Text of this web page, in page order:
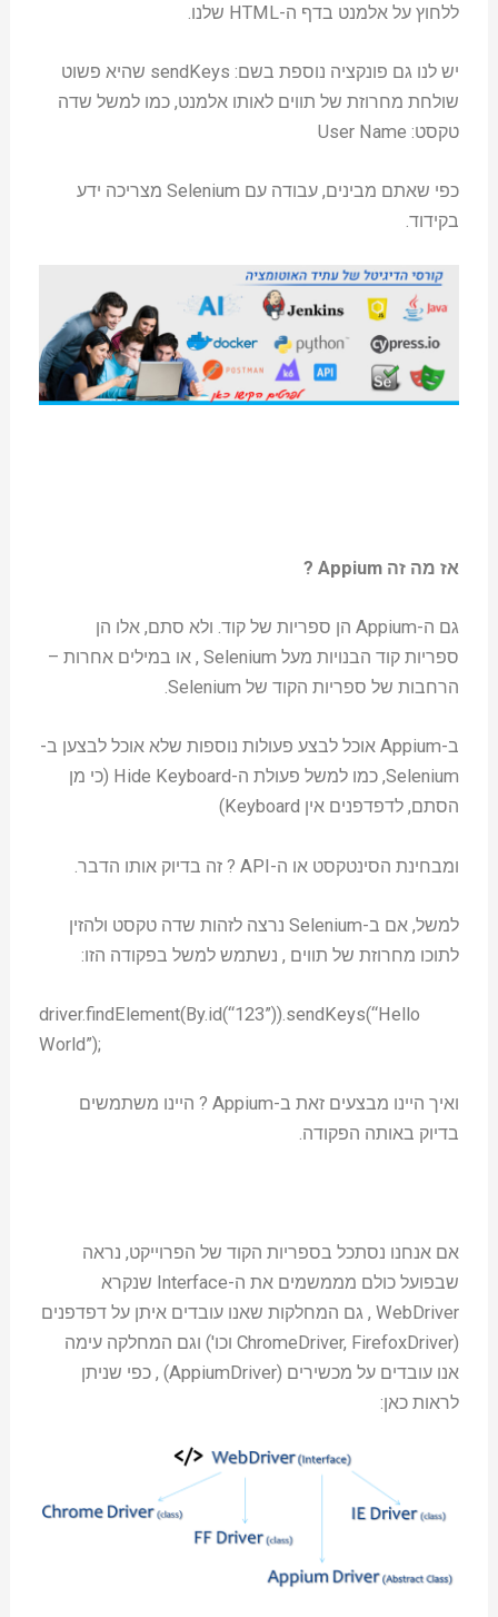
ללחוץ על אלמנט בדף ה-HTML שלנו.
יש לנו גם פונקציה נוספת בשם: sendKeys שהיא פשוט
שולחת מחרוזת של תווים לאותו אלמנט, כמו למשל שדה
טקסט: User Name
כפי שאתם מבינים, עבודה עם Selenium מצריכה ידע
בקידוד.
אז מה זה Appium ?
גם ה-Appium הן ספריות של קוד. ולא סתם, אלו הן
ספריות קוד הבנויות מעל Selenium , או במילים אחרות –
הרחבות של ספריות הקוד של Selenium.
ב-Appium אוכל לבצע פעולות נוספות שלא אוכל לבצען ב-
Selenium, כמו למשל פעולת ה-Hide Keyboard (כי מן
הסתם, לדפדפנים אין Keyboard)
ומבחינת הסינטקסט או ה-API ? זה בדיוק אותו הדבר.
למשל, אם ב-Selenium נרצה לזהות שדה טקסט ולהזין
לתוכו מחרוזת של תווים , נשתמש למשל בפקודה הזו:
driver.findElement(By.id(“123”)).sendKeys(“Hello
World”);
ואיך היינו מבצעים זאת ב-Appium ? היינו משתמשים
בדיוק באותה הפקודה.
אם אנחנו נסתכל בספריות הקוד של הפרוייקט, נראה
שבפועל כולם מממשמים את ה-Interface שנקרא
WebDriver , גם המחלקות שאנו עובדים איתן על דפדפנים
(ChromeDriver, FirefoxDriver וכו') וגם המחלקה עימה
אנו עובדים על מכשירים (AppiumDriver) , כפי שניתן
לראות כאן: